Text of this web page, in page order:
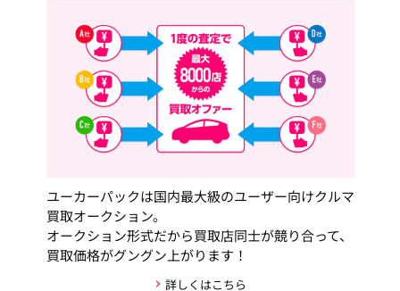
ユーカーパックは国内最大級のユーザー向けクルマ
買取オークション。
オークション形式だから買取店同士が競り合って、
買取価格がグングン上がります！
詳しくはこちら